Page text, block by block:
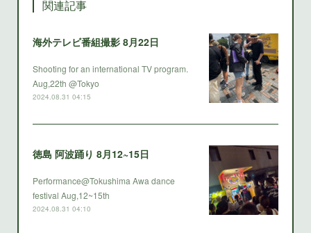
関連記事
海外テレビ番組撮影 8月22日
Shooting for an international TV program.
Aug,22th @Tokyo
2024.08.31 04:15
徳島 阿波踊り 8月12~15日
Performance@Tokushima Awa dance
festival Aug,12~15th
2024.08.31 04:10